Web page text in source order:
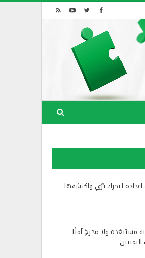
لتحرك برّي واكتشفها
مستبعَدة ولا مخرجَ آمنًا